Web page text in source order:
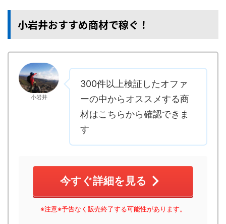
小岩井おすすめ商材で稼ぐ！
小岩井
300件以上検証したオファ
ーの中からオススメする商
材はこちらから確認できま
す
今すぐ詳細を見る
※注意※予告なく販売終了する可能性があります。